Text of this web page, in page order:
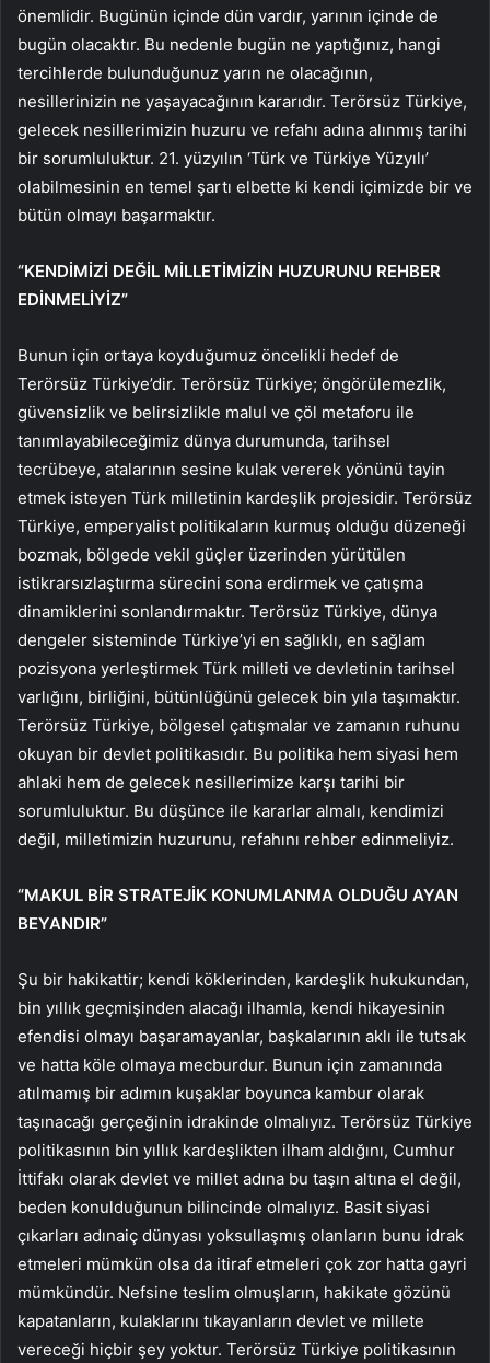
önemlidir. Bugünün içinde dün vardır, yarının içinde de
bugün olacaktır. Bu nedenle bugün ne yaptığınız, hangi
tercihlerde bulunduğunuz yarın ne olacağının,
nesillerinizin ne yaşayacağının kararıdır. Terörsüz Türkiye,
gelecek nesillerimizin huzuru ve refahı adına alınmış tarihi
bir sorumluluktur. 21. yüzyılın ‘Türk ve Türkiye Yüzyılı’
olabilmesinin en temel şartı elbette ki kendi içimizde bir ve
bütün olmayı başarmaktır.
“KENDİMİZİ DEĞİL MİLLETİMİZİN HUZURUNU REHBER
EDİNMELİYİZ”
Bunun için ortaya koyduğumuz öncelikli hedef de
Terörsüz Türkiye’dir. Terörsüz Türkiye; öngörülemezlik,
güvensizlik ve belirsizlikle malul ve çöl metaforu ile
tanımlayabileceğimiz dünya durumunda, tarihsel
tecrübeye, atalarının sesine kulak vererek yönünü tayin
etmek isteyen Türk milletinin kardeşlik projesidir. Terörsüz
Türkiye, emperyalist politikaların kurmuş olduğu düzeneği
bozmak, bölgede vekil güçler üzerinden yürütülen
istikrarsızlaştırma sürecini sona erdirmek ve çatışma
dinamiklerini sonlandırmaktır. Terörsüz Türkiye, dünya
dengeler sisteminde Türkiye’yi en sağlıklı, en sağlam
pozisyona yerleştirmek Türk milleti ve devletinin tarihsel
varlığını, birliğini, bütünlüğünü gelecek bin yıla taşımaktır.
Terörsüz Türkiye, bölgesel çatışmalar ve zamanın ruhunu
okuyan bir devlet politikasıdır. Bu politika hem siyasi hem
ahlaki hem de gelecek nesillerimize karşı tarihi bir
sorumluluktur. Bu düşünce ile kararlar almalı, kendimizi
değil, milletimizin huzurunu, refahını rehber edinmeliyiz.
“MAKUL BİR STRATEJİK KONUMLANMA OLDUĞU AYAN
BEYANDIR”
Şu bir hakikattir; kendi köklerinden, kardeşlik hukukundan,
bin yıllık geçmişinden alacağı ilhamla, kendi hikayesinin
efendisi olmayı başaramayanlar, başkalarının aklı ile tutsak
ve hatta köle olmaya mecburdur. Bunun için zamanında
atılmamış bir adımın kuşaklar boyunca kambur olarak
taşınacağı gerçeğinin idrakinde olmalıyız. Terörsüz Türkiye
politikasının bin yıllık kardeşlikten ilham aldığını, Cumhur
İttifakı olarak devlet ve millet adına bu taşın altına el değil,
beden konulduğunun bilincinde olmalıyız. Basit siyasi
çıkarları adınaiç dünyası yoksullaşmış olanların bunu idrak
etmeleri mümkün olsa da itiraf etmeleri çok zor hatta gayri
mümkündür. Nefsine teslim olmuşların, hakikate gözünü
kapatanların, kulaklarını tıkayanların devlet ve millete
vereceği hiçbir şey yoktur. Terörsüz Türkiye politikasının